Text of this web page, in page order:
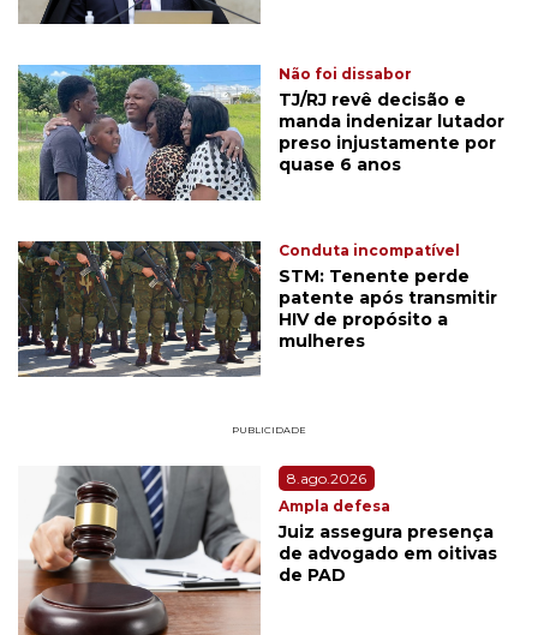
Não foi dissabor
TJ/RJ revê decisão e
manda indenizar lutador
preso injustamente por
quase 6 anos
Conduta incompatível
STM: Tenente perde
patente após transmitir
HIV de propósito a
mulheres
PUBLICIDADE
8.ago.2026
Ampla defesa
Juiz assegura presença
de advogado em oitivas
de PAD